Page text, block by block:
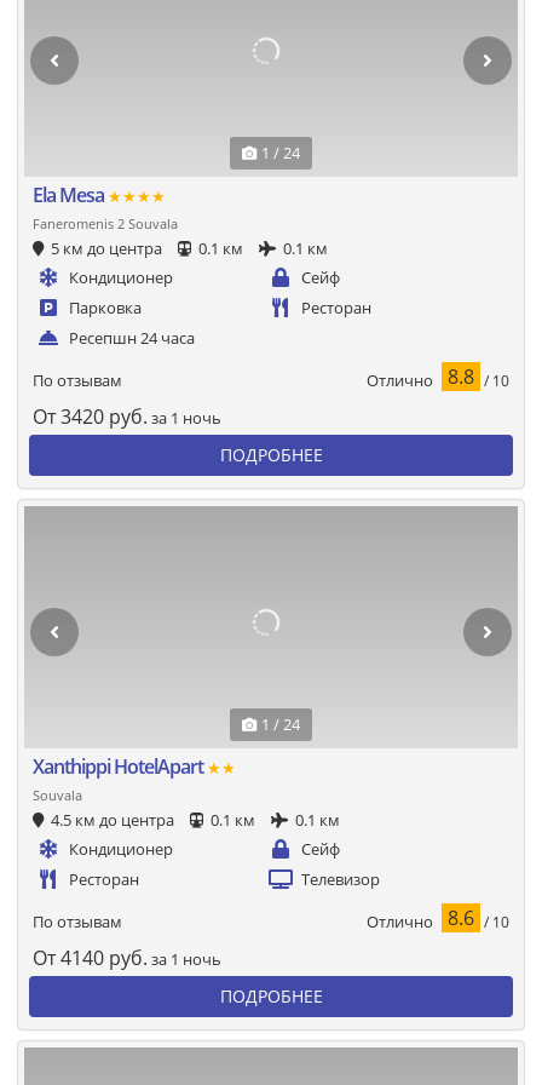
1 / 24
Ela Mesa ★★★★
Faneromenis 2 Souvala
5 км до центра 0.1 км
0.1 км
Кондиционер
Сейф
Парковка
Ресторан
Ресепшн 24 часа
По отзывам Отлично 8.8 / 10
От3420 руб. за 1 ночь
ПОДРОБНЕЕ
1 / 24
Xanthippi HotelApart★★
Souvala
4.5 км до центра 0.1 км
0.1 км
Кондиционер
Сейф
Ресторан
Телевизор
По отзывам Отлично 8.6 / 10
От4140 руб. за 1 ночь
ПОДРОБНЕЕ